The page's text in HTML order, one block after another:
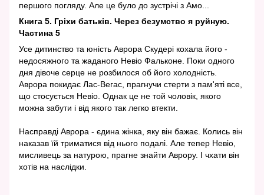
першого погляду. Але це було до зустрічі з Амо...
Книга 5. Гріхи батьків. Через безумство я руйную.
Частина 5
Усе дитинство та юність Аврора Скудері кохала його -
недосяжного та жаданого Невіо Фальконе. Поки одного
дня дівоче серце не розбилося об його холодність.
Аврора покидає Лас-Вегас, прагнучи стерти з пам'яті все,
що стосується Невіо. Однак це не той чоловік, якого
можна забути і від якого так легко втекти.
Насправді Аврора - єдина жінка, яку він бажає. Колись він
наказав їй триматися від нього подалі. Але тепер Невіо,
мисливець за натурою, прагне знайти Аврору. І чхати він
хотів на наслідки.